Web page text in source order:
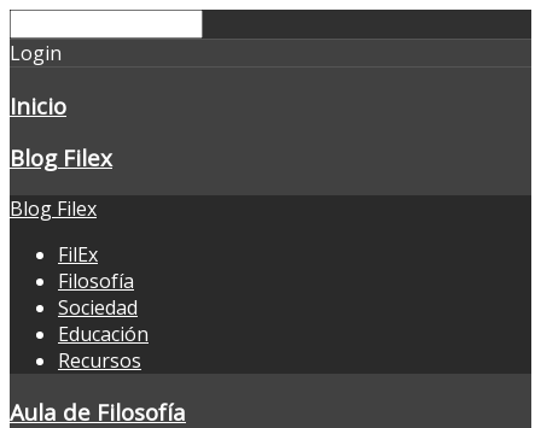
Login
Inicio
Blog Filex
Blog Filex
FilEx
Filosofía
Sociedad
Educación
Recursos
Aula de Filosofía